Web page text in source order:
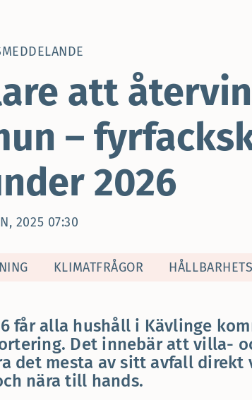
att
–
2026
2025 07:30
KLIMATFRÅGOR
får alla hushåll i Kävlinge
Det innebär att villa-
det mesta av sitt avfall direkt
nära till hands.